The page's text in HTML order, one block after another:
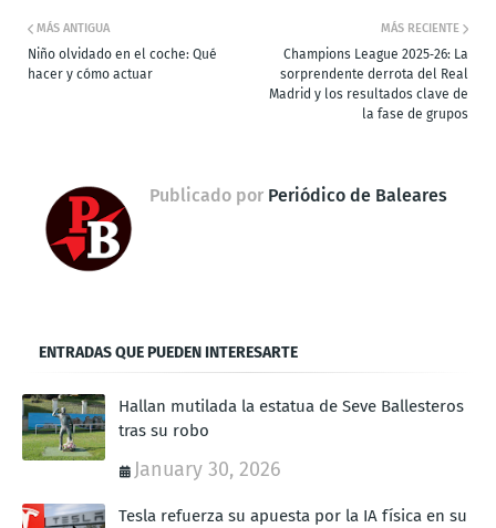
MÁS RECIENTE
Champions League 2025‑26: La
sorprendente derrota del Real
Madrid y los resultados clave de
la fase de grupos
MÁS ANTIGUA
Niño olvidado en el coche: Qué
hacer y cómo actuar
Publicado por Periódico de Baleares
ENTRADAS QUE PUEDEN INTERESARTE
Hallan mutilada la estatua de Seve Ballesteros
tras su robo
January 30, 2026
Tesla refuerza su apuesta por la IA física en su